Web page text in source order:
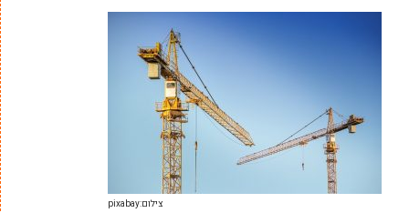
צילום:pixabay